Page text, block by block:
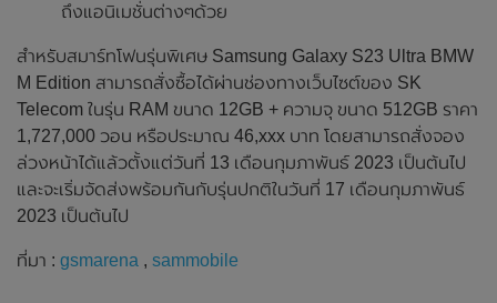
ถึงแอนิเมชั่นต่างๆด้วย
สำหรับสมาร์ทโฟนรุ่นพิเศษ Samsung Galaxy S23 Ultra BMW
M Edition สามารถสั่งซื้อได้ผ่านช่องทางเว็บไซต์ของ SK
Telecom ในรุ่น RAM ขนาด 12GB + ความจุ ขนาด 512GB ราคา
1,727,000 วอน หรือประมาณ 46,xxx บาท โดยสามารถสั่งจอง
ล่วงหน้าได้แล้วตั้งแต่วันที่ 13 เดือนกุมภาพันธ์ 2023 เป็นต้นไป
และจะเริ่มจัดส่งพร้อมกันกับรุ่นปกติในวันที่ 17 เดือนกุมภาพันธ์
2023 เป็นต้นไป
ที่มา : gsmarena , sammobile